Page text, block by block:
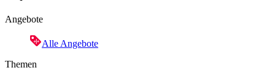
Angebote
Alle Angebote
Themen